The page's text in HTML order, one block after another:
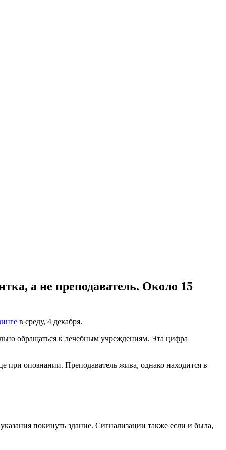
а не преподаватель. Около 15
в среду, 4 декабря.
обращаться к лечебным учреждениям. Эта цифра
опознании. Преподаватель жива, однако находится в
покинуть здание. Сигнализации также если и была,